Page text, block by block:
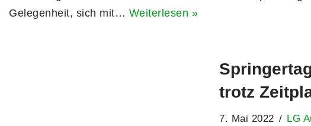
Gelegenheit, sich mit… Weiterlesen »
trotz
7. Mai 2022 LG